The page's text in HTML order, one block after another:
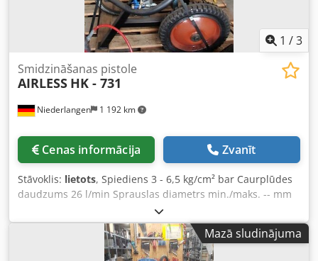
1 /3
Niederlangen 1 192 km
Smidzināšanas pistole
AIRLESS HK - 731
Cenas informācija Zvanīt
Stāvoklis: lietots, Spiediens 3 - 6,5 kg/cm² bar Caurplūdes
daudzums 26 l/min Sprauslas diametrs min./maks. -- mm
Attiecība 73 : 1 Nominālā jauda 1,65 kW Mašīnas svars
apm. 100 kg Nepieciešamā telpa apm. 730 x 760 x 1200
mm Dkjdpfx Anjgvklijzsr Trokšņu līmenis 78 dB(A) -Zema
trokšņa līmeņa konstrukcija -Augstspiediena sūknis
Mazā sludinājuma